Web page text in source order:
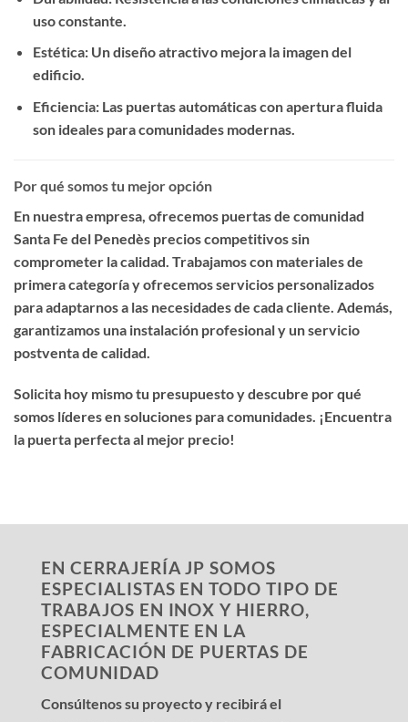
uso constante.
Estética: Un diseño atractivo mejora la imagen del
edificio.
Eficiencia: Las puertas automáticas con apertura fluida
son ideales para comunidades modernas.
Por qué somos tu mejor opción
En nuestra empresa, ofrecemos puertas de comunidad
Santa Fe del Penedès precios competitivossin
comprometer la calidad. Trabajamos con materiales de
primera categoría y ofrecemos servicios personalizados
para adaptarnos a las necesidades de cada cliente. Además,
garantizamos una instalación profesional y un servicio
postventa de calidad.
Solicita hoy mismo tu presupuesto y descubre por qué
somos líderes en soluciones para comunidades. ¡Encuentra
la puerta perfecta al mejor precio!
EN CERRAJERÍA JP SOMOS
ESPECIALISTAS EN TODO TIPO DE
TRABAJOS EN INOX Y HIERRO,
ESPECIALMENTE EN LA
FABRICACIÓN DE PUERTAS DE
COMUNIDAD
Consúltenos su proyecto y recibirá el